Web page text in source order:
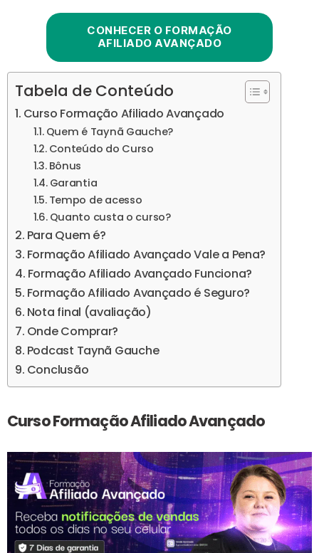
CONHECER O FORMAÇÃO
AFILIADO AVANÇADO
Tabela de Conteúdo
Curso Formação Afiliado Avançado
Quem é Taynã Gauche?
Conteúdo do Curso
Bônus
Garantia
Tempo de acesso
Quanto custa o curso?
Para Quem é?
Formação Afiliado Avançado Vale a Pena?
Formação Afiliado Avançado Funciona?
Formação Afiliado Avançado é Seguro?
Nota final (avaliação)
Onde Comprar?
Podcast Taynã Gauche
Conclusão
Curso Formação Afiliado Avançado